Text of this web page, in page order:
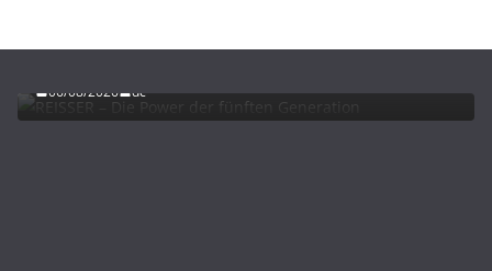
REISSER – Die Power der fünften Generation
06/08/2026 dc